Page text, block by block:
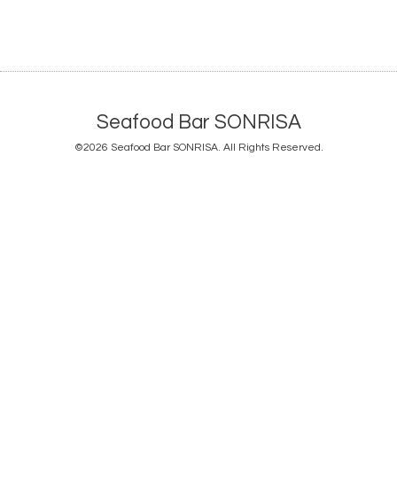
Seafood Bar SONRISA
©2026 Seafood Bar SONRISA. All Rights Reserved.